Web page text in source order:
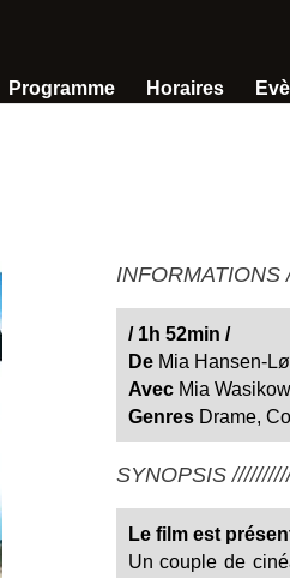
Programme Horaires
INFORMATIONS
/1h 52min /
DeMia Hansen-
AvecMia
Genres Drame,
SYNOPSIS
Le film est
Un couple de